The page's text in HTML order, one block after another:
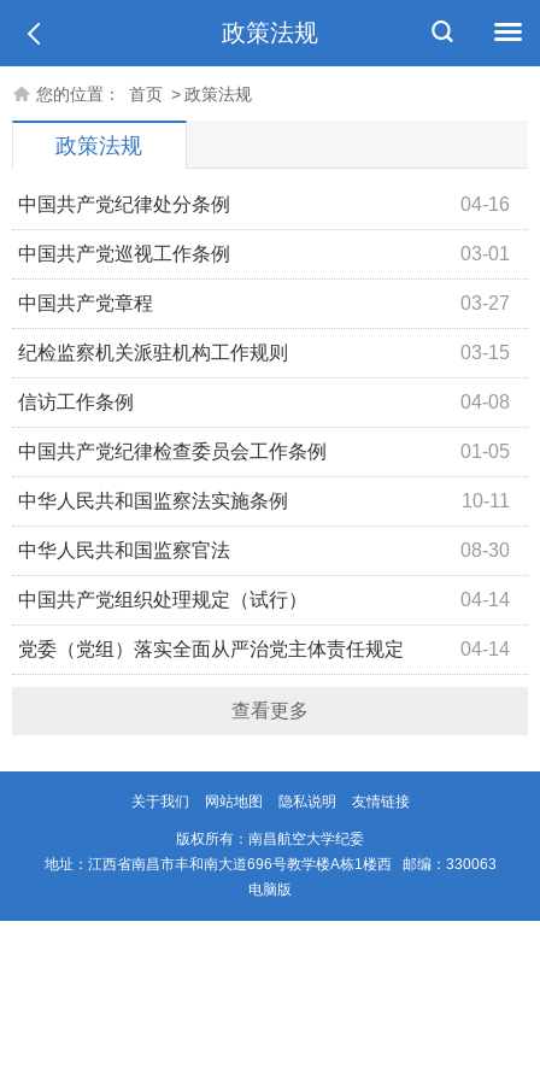
政策法规
您的位置： 首页 >政策法规
政策法规
04-16
中国共产党纪律处分条例
03-01
中国共产党巡视工作条例
03-27
中国共产党章程
03-15
纪检监察机关派驻机构工作规则
04-08
信访工作条例
01-05
中国共产党纪律检查委员会工作条例
10-11
中华人民共和国监察法实施条例
08-30
中华人民共和国监察官法
04-14
中国共产党组织处理规定（试行）
04-14
党委（党组）落实全面从严治党主体责任规定
查看更多
关于我们 网站地图 隐私说明 友情链接
版权所有：南昌航空大学纪委
地址：江西省南昌市丰和南大道696号教学楼A栋1楼西 邮编：330063
电脑版